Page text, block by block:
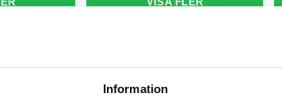
Information